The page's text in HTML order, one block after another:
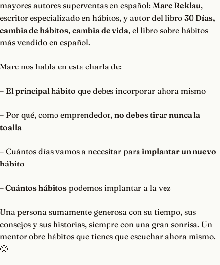
mayores autores superventas en español: Marc Reklau,
escritor especializado en hábitos, y autor del libro 30 Días,
cambia de hábitos, cambia de vida, el libro sobre hábitos
más vendido en español.
Marc nos habla en esta charla de:
– El principal hábito que debes incorporar ahora mismo
– Por qué, como emprendedor, no debes tirar nunca la
toalla
– Cuántos días vamos a necesitar paraimplantar un nuevo
hábito
–Cuántos hábitos podemos implantar a la vez
Una persona sumamente generosa con su tiempo, sus
consejos y sus historias, siempre con una gran sonrisa. Un
mentor obre hábitos que tienes que escuchar ahora mismo.
🙂